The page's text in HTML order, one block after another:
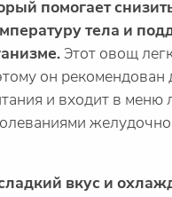
помогает
тела и
Этот овощ
он рекомендован
и входит в меню
вкус и